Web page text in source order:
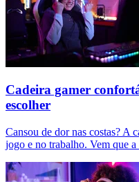
Cadeira gamer
escolher
Cansou de dor nas costas? A
jogo e no trabalho. Vem que